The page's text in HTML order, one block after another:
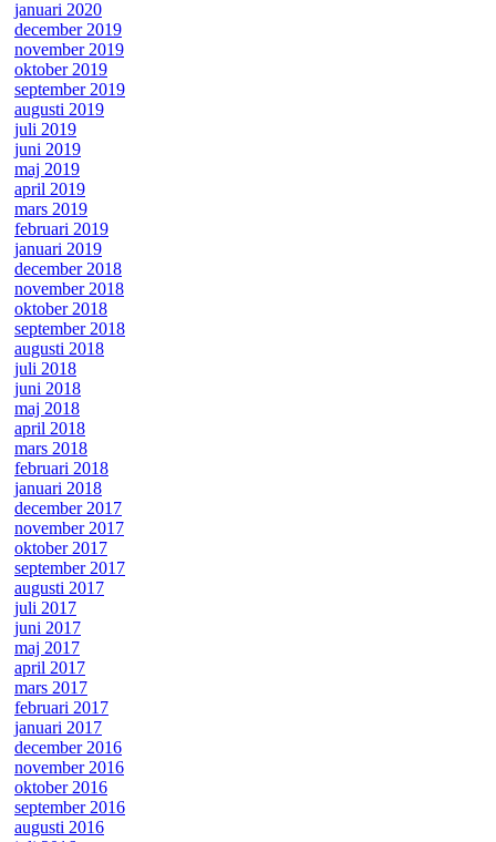
januari 2020
december 2019
november 2019
oktober 2019
september 2019
augusti 2019
juli 2019
juni 2019
maj 2019
april 2019
mars 2019
februari 2019
januari 2019
december 2018
november 2018
oktober 2018
september 2018
augusti 2018
juli 2018
juni 2018
maj 2018
april 2018
mars 2018
februari 2018
januari 2018
december 2017
november 2017
oktober 2017
september 2017
augusti 2017
juli 2017
juni 2017
maj 2017
april 2017
mars 2017
februari 2017
januari 2017
december 2016
november 2016
oktober 2016
september 2016
augusti 2016